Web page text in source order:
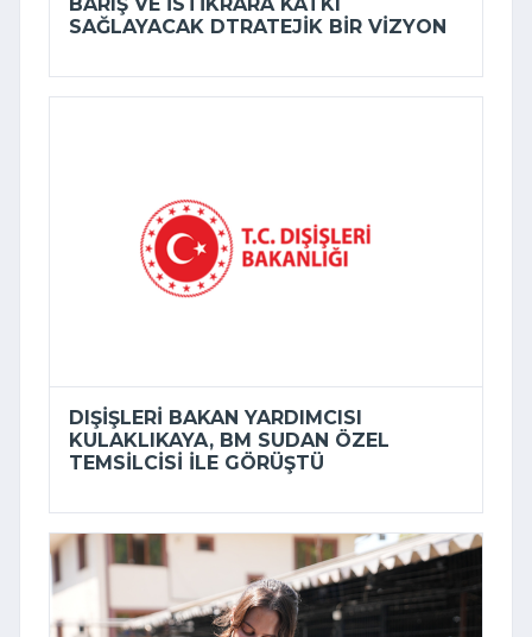
BARIŞ VE ISTIKRARA KATKI
SAĞLAYACAK DTRATEJIK BIR VIZYON
DIŞIŞLERI BAKAN YARDIMCISI
KULAKLIKAYA, BM SUDAN ÖZEL
TEMSILCISI ILE GÖRÜŞTÜ